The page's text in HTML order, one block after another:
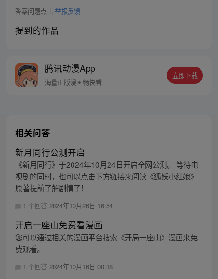
答案问题点击 举报反馈
提到的作品
腾讯动漫App
海量正版漫画畅快看
立即下载
相关问答
新月同行公测开启
《新月同行》于2024年10月24日开启全网公测。 等待电
视剧的同时，也可以点击下方链接来阅读《狐妖小红娘》
原著提前了解剧情了！
1 个回答 2024年10月26日 16:54
开启一座山免费看漫画
您可以通过相关的漫画平台搜索《开局一座山》漫画来免
费观看。
1 个回答 2024年10月16日 00:18